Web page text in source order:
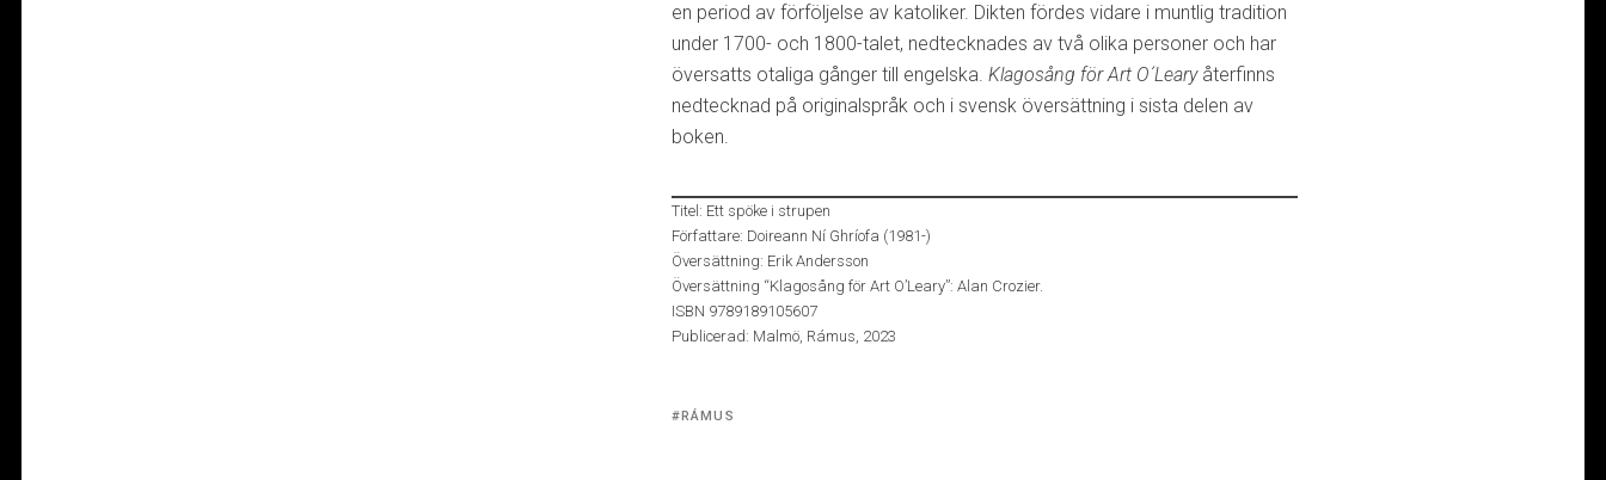
en period av förföljelse av katoliker. Dikten fördes vidare i muntlig tradition
under 1700- och 1800-talet, nedtecknades av två olika personer och har
översatts otaliga gånger till engelska. Klagosång för Art O´Learyåterfinns
nedtecknad på originalspråk och i svensk översättning i sista delen av
boken.
Titel: Ett spöke i strupen
Författare: Doireann Ní Ghríofa (1981-)
Översättning: Erik Andersson
Översättning “Klagosång för Art O’Leary”: Alan Crozier.
ISBN 9789189105607
Publicerad: Malmö, Rámus, 2023
Tagged
RÁMUS